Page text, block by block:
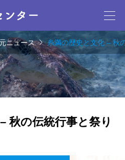
ニュース糸満の歴史と文化 – 秋
秋の伝統行事と祭り